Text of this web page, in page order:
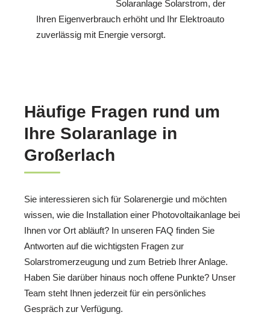
Solaranlage Solarstrom, der
Ihren Eigenverbrauch erhöht und Ihr Elektroauto
zuverlässig mit Energie versorgt.
Häufige Fragen rund um
Ihre Solaranlage in
Großerlach
Sie interessieren sich für Solarenergie und möchten
wissen, wie die Installation einer Photovoltaikanlage bei
Ihnen vor Ort abläuft? In unseren FAQ finden Sie
Antworten auf die wichtigsten Fragen zur
Solarstromerzeugung und zum Betrieb Ihrer Anlage.
Haben Sie darüber hinaus noch offene Punkte? Unser
Team steht Ihnen jederzeit für ein persönliches
Gespräch zur Verfügung.